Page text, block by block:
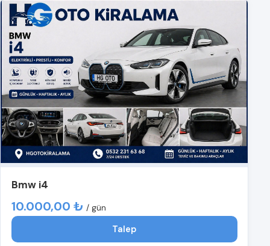
Bmw i4
10.000,00 ₺ / gün
Talep